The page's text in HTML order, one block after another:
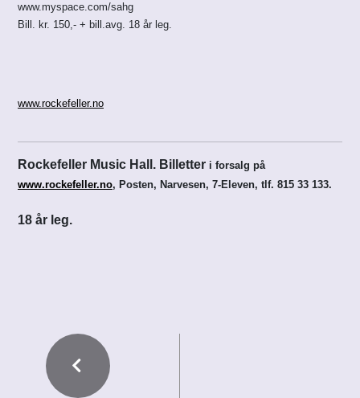
www.myspace.com/sahg
Bill. kr. 150,- + bill.avg. 18 år leg.
www.rockefeller.no
Rockefeller Music Hall. Billetter i forsalg på
www.rockefeller.no, Posten, Narvesen, 7-Eleven, tlf. 815 33 133.
18 år leg.